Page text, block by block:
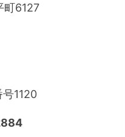
町6127
1120